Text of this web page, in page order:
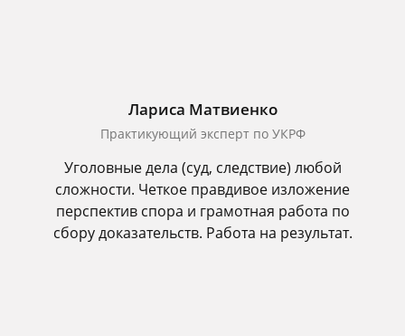
Лариса Матвиенко
Практикующий эксперт по УКРФ
Уголовные дела (суд, следствие) любой
сложности. Четкое правдивое изложение
перспектив спора и грамотная работа по
сбору доказательств. Работа на результат.